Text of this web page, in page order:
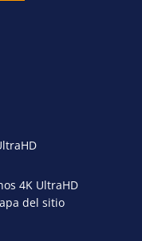
4K UltraHD
del sitio